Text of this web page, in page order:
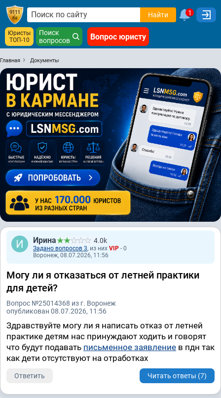
Найти 1
Юристы
ТОП-10
Поиск
вопросов
Вопрос юристу
Главная Документы
Ирина 4.0k
Задано вопросов 3, из них VIP - 0
Воронеж, 08.07.2026, 11:56
Могу ли я отказаться от летней практики
для детей?
Вопрос №25014368 из г. Воронеж
опубликован 08.07.2026, 11:56
Здравствуйте могу ли я написать отказ от летней
практике детям нас принуждают ходить и говорят
что будут подавать письменное заявление в пдн так
как дети отсутствуют на отработках
Ответить Читать ответы (7)